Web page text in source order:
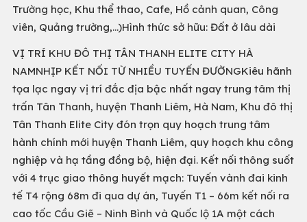
Trường học, Khu thể thao, Cafe, Hồ cảnh quan, Công
viên, Quảng trường,…)Hình thức sở hữu: Đất ở lâu dài
VỊ TRÍ KHU ĐÔ THỊ TÂN THANH ELITE CITY HÀ
NAMNHỊP KẾT NỐI TỪ NHIỀU TUYẾN ĐƯỜNGKiêu hãnh
tọa lạc ngay vị trí đắc địa bậc nhất ngay trung tâm thị
trấn Tân Thanh, huyện Thanh Liêm, Hà Nam, Khu đô thị
Tân Thanh Elite City đón trọn quy hoạch trung tâm
hành chính mới huyện Thanh Liêm, quy hoạch khu công
nghiệp và hạ tầng đồng bộ, hiện đại. Kết nối thông suốt
với 4 trục giao thông huyết mạch: Tuyến vành đai kinh
tế T4 rộng 68m đi qua dự án, Tuyến T1 – 66m kết nối ra
cao tốc Cầu Giẽ – Ninh Bình và Quốc lộ 1A một cách